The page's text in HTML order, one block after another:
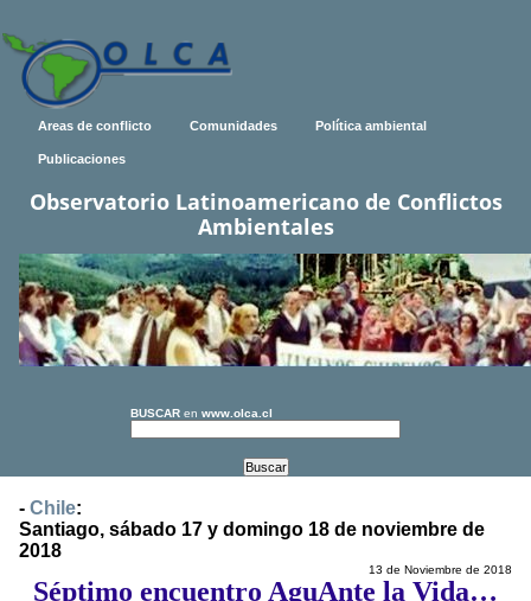
Areas de conflicto Comunidades Política ambiental
Publicaciones
Observatorio Latinoamericano de Conflictos
Ambientales
BUSCAR en www.olca.cl
- Chile:
Santiago, sábado 17 y domingo 18 de noviembre de
2018
13 de Noviembre de 2018
Séptimo encuentro AguAnte la Vida…